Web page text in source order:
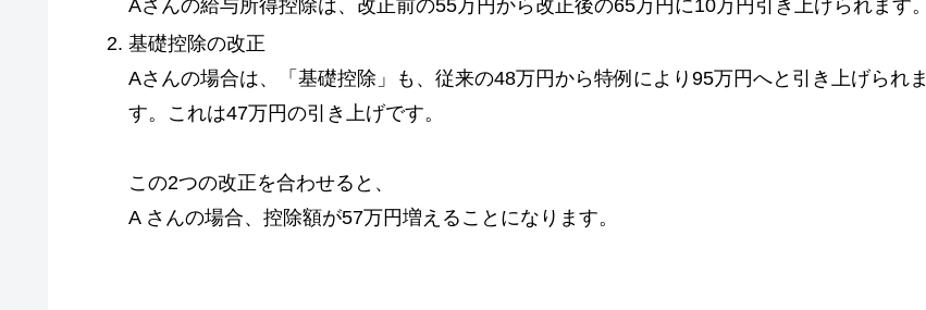
Aさんの給与所得控除は、改正前の55万円から改正後の65万円に10万円引き上げられます。
基礎控除の改正
Aさんの場合は、「基礎控除」も、従来の48万円から特例により95万円へと引き上げられま
す。これは47万円の引き上げです。
この2つの改正を合わせると、
A さんの場合、控除額が57万円増えることになります。